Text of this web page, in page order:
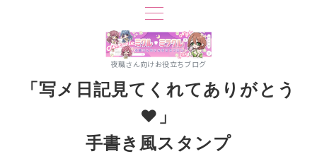
夜職さん向けお役立ちブログ
「写メ日記見てくれてありがとう
♥」
手書き風スタンプ